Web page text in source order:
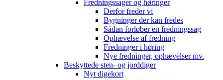
Fredningssager og høringer
Derfor freder vi
Bygninger der kan fredes
Sådan forløber en fredningssag
Ophævelse af fredning
Fredninger i høring
Nye fredninger, ophævelser mv.
Beskyttede sten- og jorddiger
Nyt digekort